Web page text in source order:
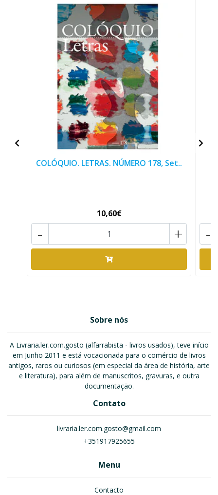
COLÓQUIO. LETRAS. NÚMERO 178, Set..
10,60€
+
- -
Sobre nós
A Livraria.ler.com.gosto (alfarrabista - livros usados), teve início
em Junho 2011 e está vocacionada para o comércio de livros
antigos, raros ou curiosos (em especial da área de história, arte
e literatura), para além de manuscritos, gravuras, e outra
documentação.
Contato
livraria.ler.com.gosto@gmail.com
+351917925655
Menu
Contacto